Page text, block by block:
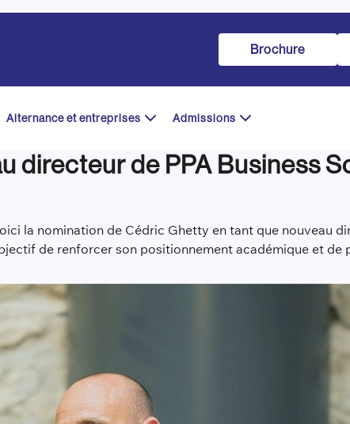
Brochure
Alternance et entreprises Admissions
directeur de PPA Business
la nomination de Cédric Ghetty en tant que nouveau
de renforcer son positionnement académique et de